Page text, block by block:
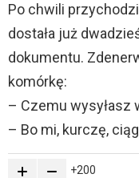
Po chwili
dostała już
dokumentu.
komórkę:
– Czemu wysyłasz
– Bo mi, kurczę,
200